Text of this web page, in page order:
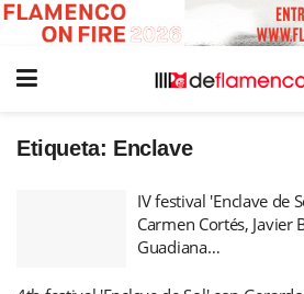
Etiqueta: Enclave
IV festival 'Enclave de
Carmen Cortés, Javier
Guadiana…